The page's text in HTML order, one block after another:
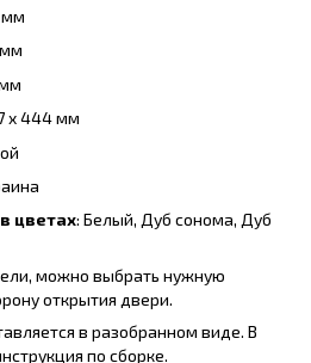
мм
x 444 мм
цветах: Белый, Дуб сонома, Дуб
можно выбрать нужную
открытия двери.
в разобранном виде. В
по сборке.